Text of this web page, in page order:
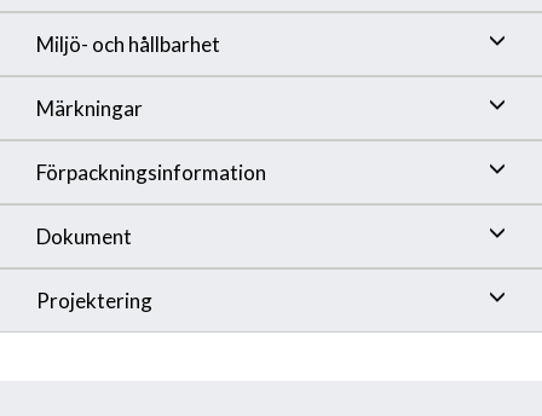
Miljö- och hållbarhet
Märkningar
Förpackningsinformation
Dokument
Projektering